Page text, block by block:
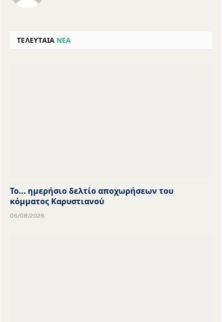
ΤΕΛΕΥΤΑΙΑ ΝΕΑ
Το… ημερήσιο δελτίο αποχωρήσεων του
κόμματος Καρυστιανού
06/08/2026